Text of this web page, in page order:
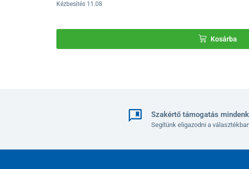
Kézbesítés 11.08
Kosárba
Szakértő támogatás
Segítünk eligazodni a